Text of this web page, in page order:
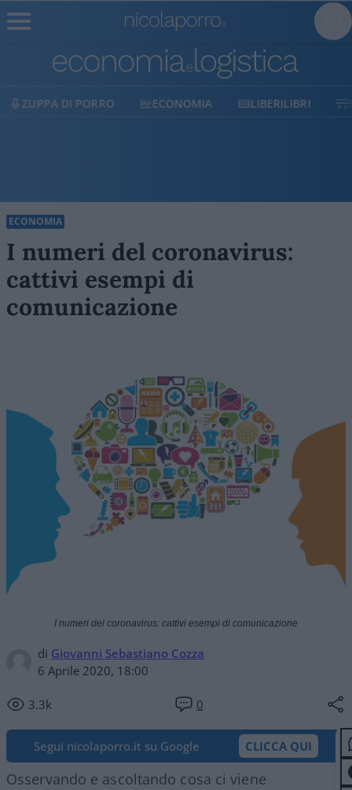
ECONOMIA LIBERILIBRI SHOP SOSTIENICI
ECONOMIA
I numeri del coronavirus:
cattivi esempi di
comunicazione
di Giovanni Sebastiano Cozza
6 Aprile 2020, 18:00
3.3k 0
I numeri del coronavirus: cattivi esempi di comunicazione
Segui nicolaporro.it su Google CLICCA QUI
Osservando e ascoltando cosa ci viene